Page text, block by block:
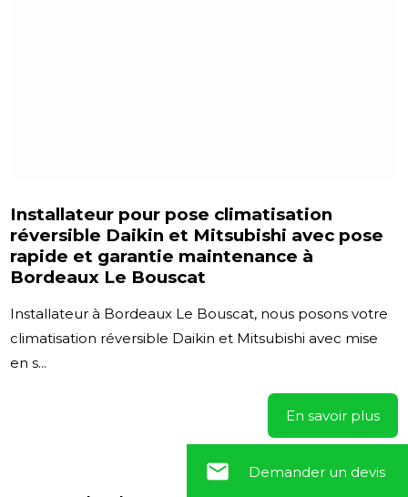
Installateur pour pose climatisation
réversible Daikin et Mitsubishi avec pose
rapide et garantie maintenance à
Bordeaux Le Bouscat
Installateur à Bordeaux Le Bouscat, nous posons votre
climatisation réversible Daikin et Mitsubishi avec mise
en s...
En savoir plus
email Demander un devis